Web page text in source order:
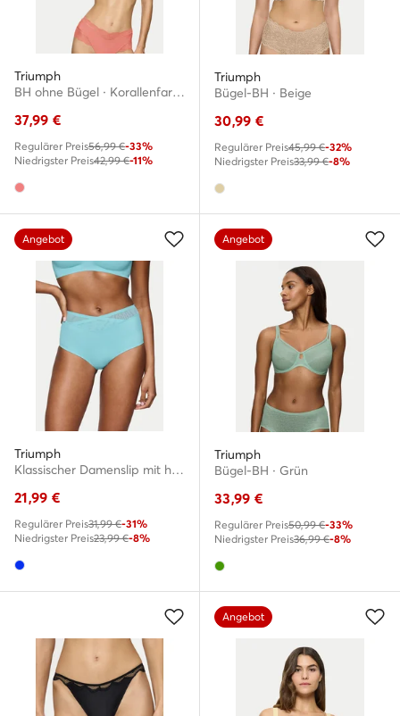
Triumph
BH ohne Bügel · Korallenfarben
37,99 €
Regulärer Preis56,99 €-33%
Niedrigster Preis42,99 €-11%
Triumph
Bügel-BH · Beige
30,99 €
Regulärer Preis45,99 €-32%
Niedrigster Preis33,99 €-8%
Angebot
Triumph
Klassischer Damenslip mit hoher Taille · Blau
21,99 €
Regulärer Preis31,99 €-31%
Niedrigster Preis23,99 €-8%
Angebot
Triumph
Bügel-BH · Grün
33,99 €
Regulärer Preis50,99 €-33%
Niedrigster Preis36,99 €-8%
Angebot